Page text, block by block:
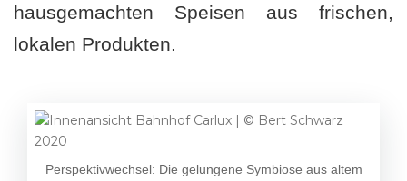
hausgemachten Speisen aus frischen,
lokalen Produkten.
Perspektivwechsel: Die gelungene Symbiose aus altem